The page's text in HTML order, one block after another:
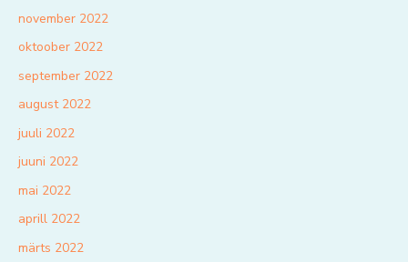
november 2022
oktoober 2022
september 2022
august 2022
juuli 2022
juuni 2022
mai 2022
aprill 2022
märts 2022